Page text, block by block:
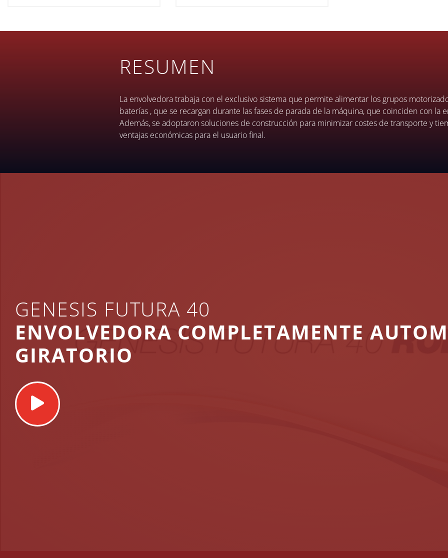
RESUMEN
La envolvedora trabaja con el exclusivo sistema que permite alimentar los grupos
baterías , que se recargan durante las fases de parada de la máquina, que coinciden con la
Además, se adoptaron soluciones de construcción para minimizar costes de transporte y
ventajas económicas para el usuario final.
GENESIS FUTURA 40
ENVOLVEDORA COMPLETAMENTE
GIRATORIO
Play